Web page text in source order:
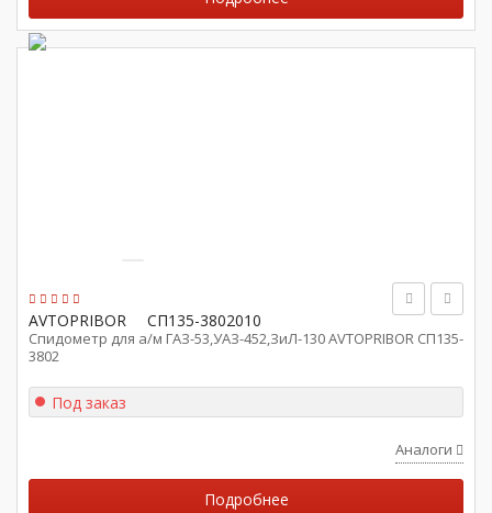
AVTOPRIBOR СП135-3802010
Спидометр для а/м ГАЗ-53,УАЗ-452,ЗиЛ-130 AVTOPRIBOR СП135-
3802
Под заказ
Аналоги
Подробнее